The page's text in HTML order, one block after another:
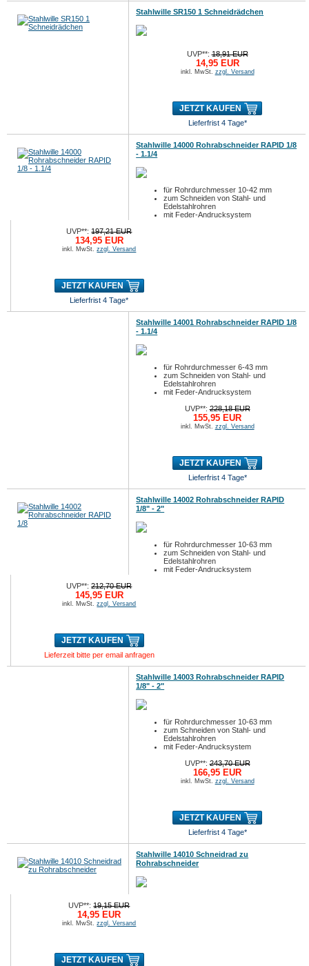
Stahlwille SR150 1 Schneidrädchen
UVP**:18,91 EUR
14,95 EUR
inkl. MwSt. zzgl. Versand
JETZT KAUFEN
Lieferfrist 4 Tage*
Stahlwille 14000 Rohrabschneider RAPID 1/8
- 1.1/4
für Rohrdurchmesser 10-42 mm
zum Schneiden von Stahl- und
Edelstahlrohren
mit Feder-Andrucksystem
UVP**:197,21 EUR
134,95 EUR
inkl. MwSt.zzgl. Versand
JETZT KAUFEN
Lieferfrist 4 Tage*
Stahlwille 14001 Rohrabschneider RAPID 1/8
- 1.1/4
für Rohrdurchmesser 6-43 mm
zum Schneiden von Stahl- und
Edelstahlrohren
mit Feder-Andrucksystem
UVP**:228,18 EUR
155,95 EUR
inkl. MwSt. zzgl. Versand
JETZT KAUFEN
Lieferfrist 4 Tage*
Stahlwille 14002 Rohrabschneider RAPID
1/8" - 2"
für Rohrdurchmesser 10-63 mm
zum Schneiden von Stahl- und
Edelstahlrohren
mit Feder-Andrucksystem
UVP**:212,70 EUR
145,95 EUR
inkl. MwSt.zzgl. Versand
JETZT KAUFEN
Lieferzeit bitte per email anfragen
Stahlwille 14003 Rohrabschneider RAPID
1/8" - 2"
für Rohrdurchmesser 10-63 mm
zum Schneiden von Stahl- und
Edelstahlrohren
mit Feder-Andrucksystem
UVP**:243,70 EUR
166,95 EUR
inkl. MwSt. zzgl. Versand
JETZT KAUFEN
Lieferfrist 4 Tage*
Stahlwille 14010 Schneidrad zu
Rohrabschneider
UVP**:19,15 EUR
14,95 EUR
inkl. MwSt.zzgl. Versand
JETZT KAUFEN